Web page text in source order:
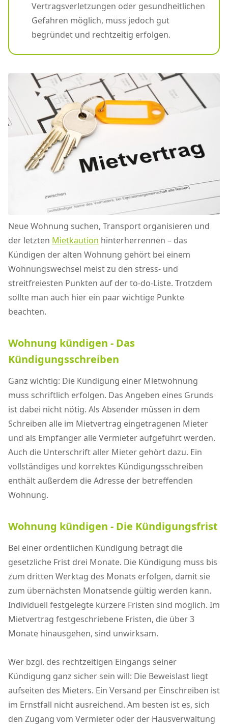
Vertragsverletzungen oder gesundheitlichen
Gefahren möglich, muss jedoch gut
begründet und rechtzeitig erfolgen.
Neue Wohnung suchen, Transport organisieren und
der letzten Mietkaution hinterherrennen – das
Kündigen der alten Wohnung gehört bei einem
Wohnungswechsel meist zu den stress- und
streitfreiesten Punkten auf der to-do-Liste. Trotzdem
sollte man auch hier ein paar wichtige Punkte
beachten.
Wohnung kündigen - Das
Kündigungsschreiben
Ganz wichtig: Die Kündigung einer Mietwohnung
muss schriftlich erfolgen. Das Angeben eines Grunds
ist dabei nicht nötig. Als Absender müssen in dem
Schreiben alle im Mietvertrag eingetragenen Mieter
und als Empfänger alle Vermieter aufgeführt werden.
Auch die Unterschrift aller Mieter gehört dazu. Ein
vollständiges und korrektes Kündigungsschreiben
enthält außerdem die Adresse der betreffenden
Wohnung.
Wohnung kündigen - Die Kündigungsfrist
Bei einer ordentlichen Kündigung beträgt die
gesetzliche Frist drei Monate. Die Kündigung muss bis
zum dritten Werktag des Monats erfolgen, damit sie
zum übernächsten Monatsende gültig werden kann.
Individuell festgelegte kürzere Fristen sind möglich. Im
Mietvertrag festgeschriebene Fristen, die über 3
Monate hinausgehen, sind unwirksam.
Wer bzgl. des rechtzeitigen Eingangs seiner
Kündigung ganz sicher sein will: Die Beweislast liegt
aufseiten des Mieters. Ein Versand per Einschreiben ist
im Ernstfall nicht ausreichend. Am besten ist es, sich
den Zugang vom Vermieter oder der Hausverwaltung